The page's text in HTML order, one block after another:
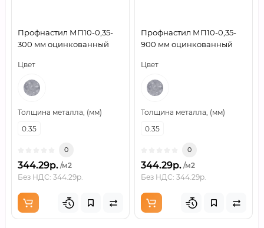
Профнастил МП10-0,35-
300 мм оцинкованный
Цвет
Толщина металла, (мм)
0.35
0
344.29р. /м2
Без НДС: 344.29р.
Профнастил МП10-0,35-
900 мм оцинкованный
Цвет
Толщина металла, (мм)
0.35
0
344.29р. /м2
Без НДС: 344.29р.